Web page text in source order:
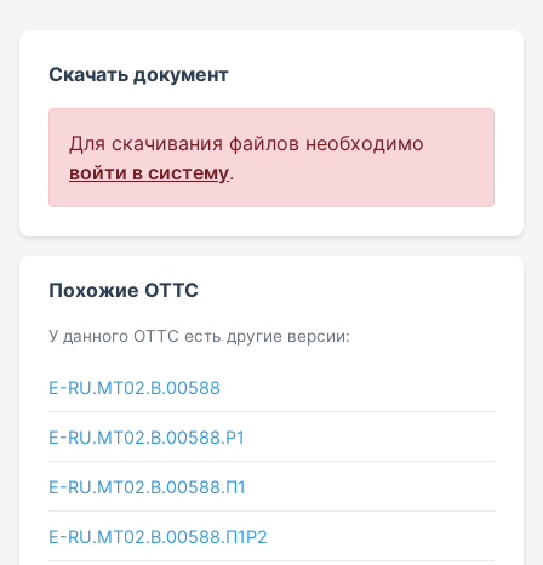
Скачать документ
Для скачивания файлов необходимо
войти в систему.
Похожие ОТТС
У данного ОТТС есть другие версии:
E-RU.MT02.B.00588
E-RU.МТ02.B.00588.P1
E-RU.МТ02.B.00588.П1
E-RU.МТ02.B.00588.П1Р2